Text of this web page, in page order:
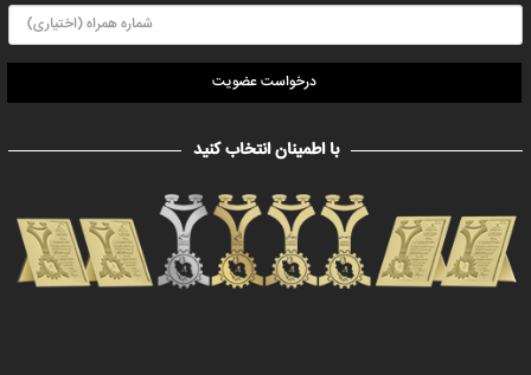
درخواست عضویت
با اطمینان انتخاب کنید